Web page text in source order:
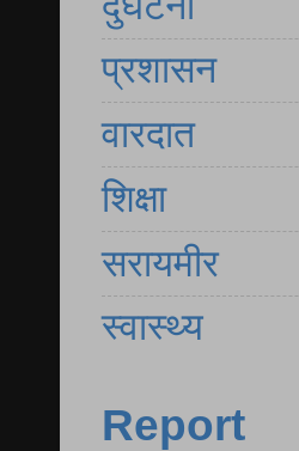
प्रशासन
वारदात
शिक्षा
सरायमीर
स्वास्थ्य
Report